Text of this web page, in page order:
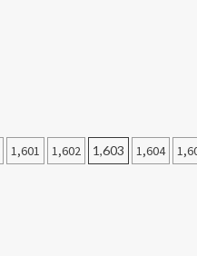
1,601 1,602 1,603 1,604